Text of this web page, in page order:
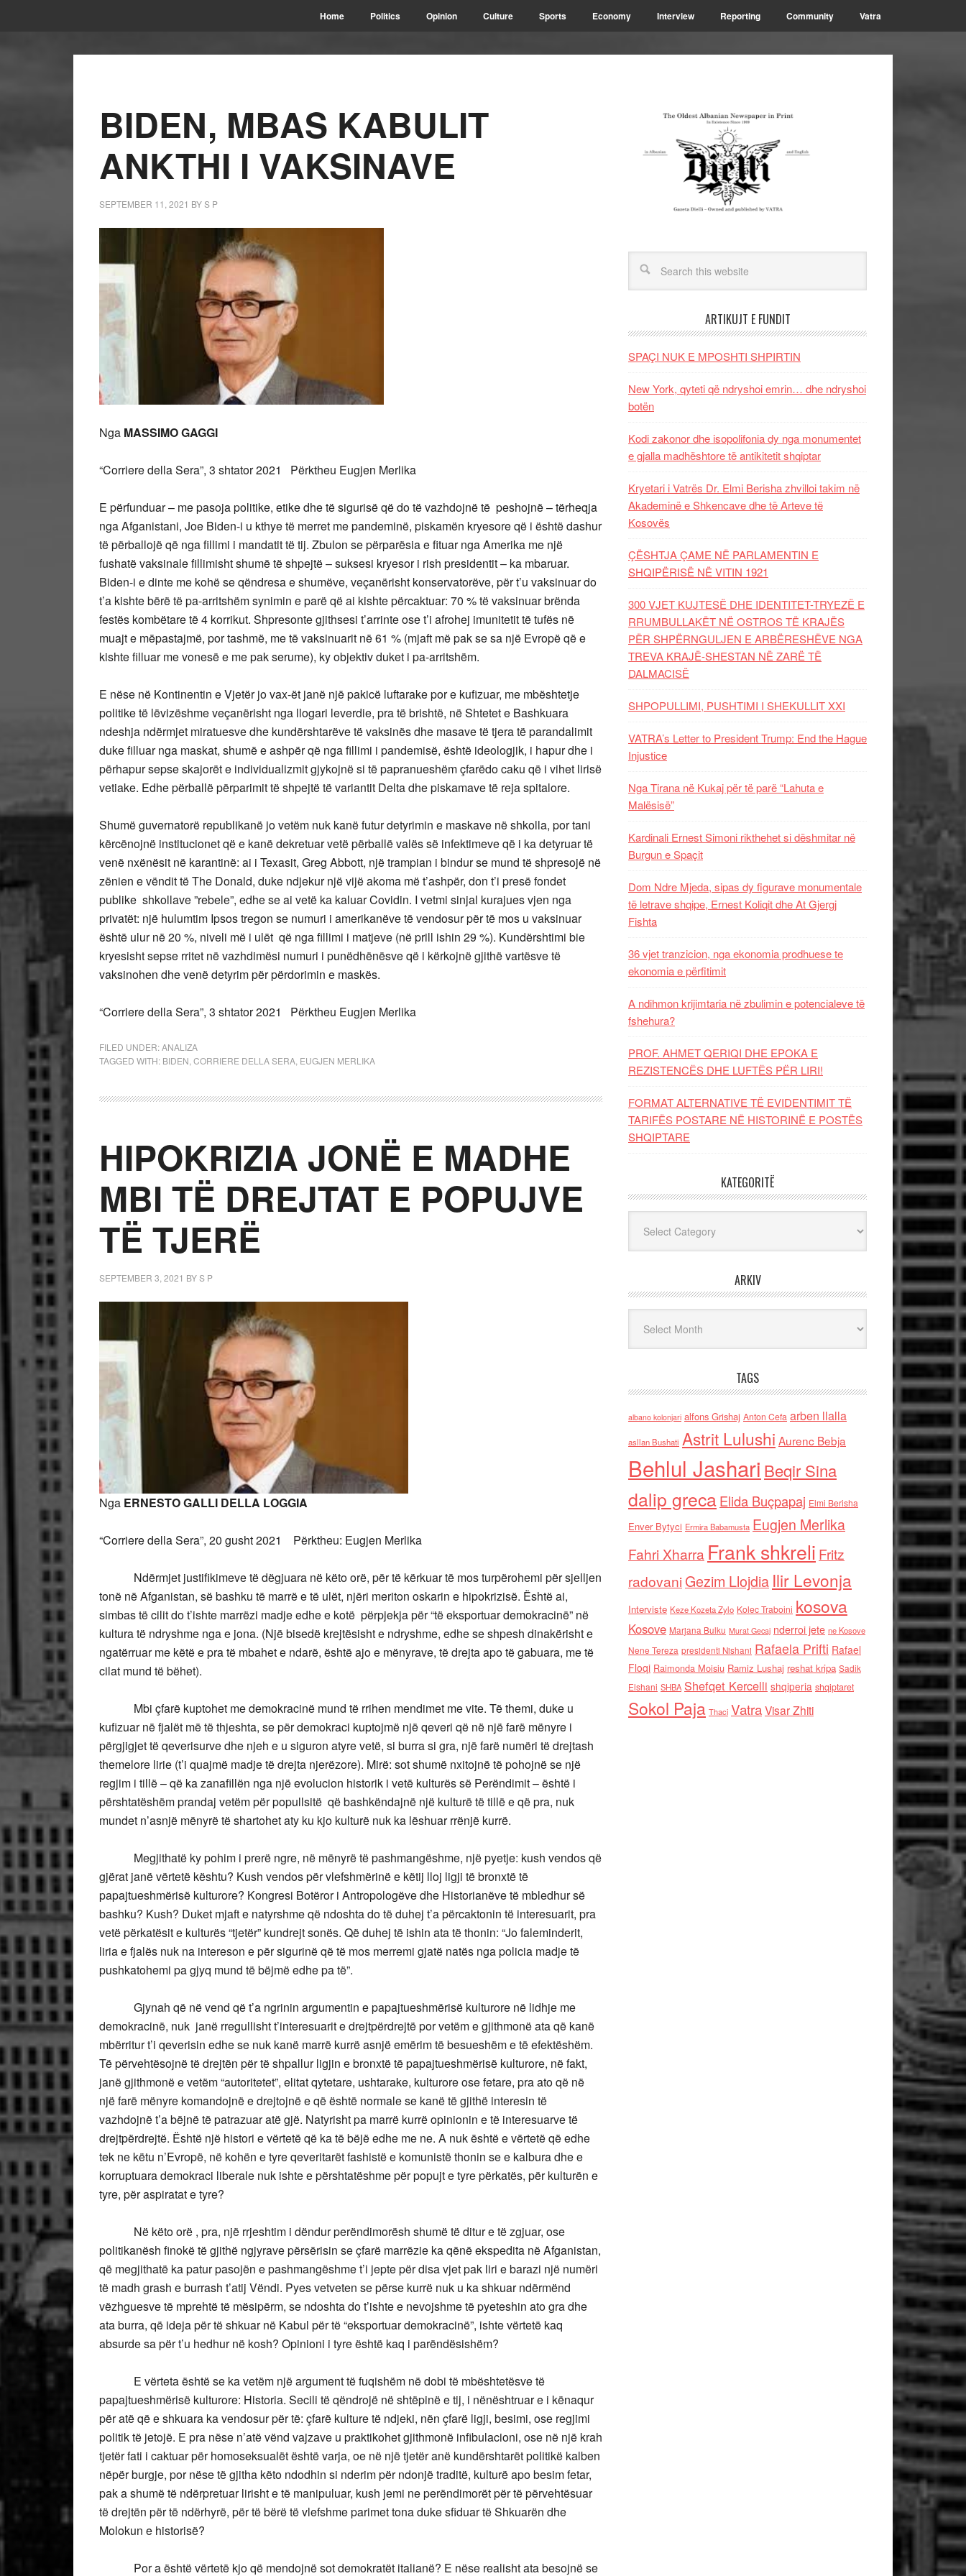
Home Politics Opinion Culture Sports Economy Interview Reporting Community Vatra
BIDEN, MBAS KABULIT
ANKTHI I VAKSINAVE
SEPTEMBER 11, 2021 BYS P
Nga MASSIMO GAGGI
“Corriere della Sera”, 3 shtator 2021 Përktheu Eugjen Merlika
E përfunduar – me pasoja politike, etike dhe të sigurisë që do të vazhdojnë të peshojnë – tërheqja
nga Afganistani, Joe Biden-i u kthye të merret me pandeminë, piskamën kryesore që i është dashur
të përballojë që nga fillimi i mandatit të tij. Zbulon se përparësia e fituar nga Amerika me një
fushatë vaksinale fillimisht shumë të shpejtë – suksesi kryesor i rish presidentit – ka mbaruar.
Biden-i e dinte me kohë se qëndresa e shumëve, veçanërisht konservatorëve, për t’u vaksinuar do
t’a kishte bërë të pa-arritshëm synimin e parë që ai kishte përcaktuar: 70 % të vaksinuar brënda
festës kombëtare të 4 korrikut. Shpresonte gjithsesi t’arrinte ose t’i afrohej imunitetit të tufës në
muajt e mëpastajmë, por tashmë, me të vaksinuarit në 61 % (mjaft më pak se sa një Evropë që e
kishte filluar me vonesë e me pak serume), ky objektiv duket i pa-arritshëm.
E nëse në Kontinentin e Vjetër jo vax-ët janë një pakicë luftarake por e kufizuar, me mbështetje
politike të lëvizëshme veçanërisht nga llogari leverdie, pra të brishtë, në Shtetet e Bashkuara
ndeshja ndërmjet miratuesve dhe kundërshtarëve të vaksinës dhe masave të tjera të parandalimit
duke filluar nga maskat, shumë e ashpër që nga fillimi i pandemisë, është ideologjik, i hapur dhe i
përhapur sepse skajorët e individualizmit gjykojnë si të papranueshëm çfarëdo caku që i vihet lirisë
vetiake. Edhe përballë përparimit të shpejtë të variantit Delta dhe piskamave të reja spitalore.
Shumë guvernatorë republikanë jo vetëm nuk kanë futur detyrimin e maskave në shkolla, por tani
kërcënojnë institucionet që e kanë dekretuar vetë përballë valës së infektimeve që i ka detyruar të
venë nxënësit në karantinë: ai i Texasit, Greg Abbott, një trampian i bindur se mund të shpresojë në
zënien e vëndit të The Donald, duke ndjekur një vijë akoma më t’ashpër, don t’i presë fondet
publike shkollave ”rebele”, edhe se ai vetë ka kaluar Covidin. I vetmi sinjal kurajues vjen nga
privatët: një hulumtim Ipsos tregon se numuri i amerikanëve të vendosur për të mos u vaksinuar
është ulur në 20 %, niveli më i ulët që nga fillimi i matjeve (në prill ishin 29 %). Kundërshtimi bie
kryesisht sepse rritet në vazhdimësi numuri i punëdhënësve që i kërkojnë gjithë vartësve të
vaksinohen dhe venë detyrim për përdorimin e maskës.
“Corriere della Sera”, 3 shtator 2021 Përktheu Eugjen Merlika
FILED UNDER:ANALIZA
TAGGED WITH: BIDEN CORRIERE DELLA SERA EUGJEN MERLIKA
HIPOKRIZIA JONË E MADHE
MBI TË DREJTAT E POPUJVE
TË TJERË
SEPTEMBER 3, 2021 BYS P
Nga ERNESTO GALLI DELLA LOGGIA
“Corriere della Sera”, 20 gusht 2021 Përktheu: Eugjen Merlika
Ndërmjet justifikimeve të dëgjuara në këto orë, për të kërkuar të mos turpërohemi për sjelljen
tonë në Afganistan, së bashku të marrë e të ulët, njëri meriton oskarin e hipokrizisë. Është ai,
simbas të cilit do t’ishte marrëzi madje edhe e kotë përpjekja për “të eksportuar demokracinë” në
kultura të ndryshme nga e jona. (Një bisedë krejtësisht e ndryshme, edhe se shpesh dinakërisht e
ngatërruar me këtë e pra të mbahet e ndarë, është ajo e mënyrave, të drejta apo të gabuara, me të
cilat mund të bëhet).
Mbi çfarë kuptohet me demokracinë mund të rrihen mendimet me vite. Të themi, duke u
kufizuar në fjalët më të thjeshta, se për demokraci kuptojmë një qeveri që në një farë mënyre i
përgjigjet të qeverisurve dhe njeh e u siguron atyre vetë, si burra si gra, një farë numëri të drejtash
themelore lirie (t’i quajmë madje të drejta njerëzore). Mirë: sot shumë nxitojnë të pohojnë se një
regjim i tillë – që ka zanafillën nga një evolucion historik i vetë kulturës së Perëndimit – është i
përshtatëshëm prandaj vetëm për popullsitë që bashkëndajnë një kulturë të tillë e që pra, nuk
mundet n’asnjë mënyrë të shartohet aty ku kjo kulturë nuk ka lëshuar rrënjë kurrë.
Megjithatë ky pohim i prerë ngre, në mënyrë të pashmangëshme, një pyetje: kush vendos që
gjërat janë vërtetë kështu? Kush vendos për vlefshmërinë e këtij lloj ligji të bronxtë të
papajtueshmërisë kulturore? Kongresi Botëror i Antropologëve dhe Historianëve të mbledhur së
bashku? Kush? Duket mjaft e natyrshme që ndoshta do të duhej t’a përcaktonin të interesuarit, pra
vetë përkatësit e kulturës “tjetër” kundrejt sonës. Që duhej të ishin ata të thonin: “Jo faleminderit,
liria e fjalës nuk na intereson e për sigurinë që të mos merremi gjatë natës nga policia madje të
pushkatohemi pa gjyq mund të bëjmë edhe pa të”.
Gjynah që në vend që t’a ngrinin argumentin e papajtueshmërisë kulturore në lidhje me
demokracinë, nuk janë rregullisht t’interesuarit e drejtpërdrejtë por vetëm e gjithmonë ata që kanë
mbërritur t’i qeverisin edhe se nuk kanë marrë kurrë asnjë emërim të besueshëm e të efektëshëm.
Të përvehtësojnë të drejtën për të shpallur ligjin e bronxtë të papajtueshmërisë kulturore, në fakt,
janë gjithmonë e vetëm “autoritetet”, elitat qytetare, ushtarake, kulturore ose fetare, pra ato që në
një farë mënyre komandojnë e drejtojnë e që është normale se kanë të gjithë interesin të
vazhdojnë t’a bëjnë të patrazuar atë gjë. Natyrisht pa marrë kurrë opinionin e të interesuarve të
drejtpërdrejtë. Është një histori e vërtetë që ka të bëjë edhe me ne. A nuk është e vërtetë që edhe
tek ne këtu n’Evropë, në kohën e tyre qeveritarët fashistë e komunistë thonin se e kalbura dhe e
korruptuara demokraci liberale nuk ishte e përshtatëshme për popujt e tyre përkatës, për kulturën e
tyre, për aspiratat e tyre?
Në këto orë , pra, një rrjeshtim i dëndur perëndimorësh shumë të ditur e të zgjuar, ose
politikanësh finokë të gjithë ngjyrave përsërisin se çfarë marrëzie ka qënë ekspedita në Afganistan,
që megjithatë ka patur pasojën e pashmangëshme t’i jepte për disa vjet pak liri e barazi një numëri
të madh grash e burrash t’atij Vëndi. Pyes vetveten se përse kurrë nuk u ka shkuar ndërmënd
vëzhguesve të mprehtë të mësipërm, se ndoshta do t’ishte e nevojshme të pyeteshin ato gra dhe
ata burra, që ideja për të shkuar në Kabul për të “eksportuar demokracinë”, ishte vërtetë kaq
absurde sa për t’u hedhur në kosh? Opinioni i tyre është kaq i parëndësishëm?
E vërteta është se ka vetëm një argument të fuqishëm në dobi të mbështetësve të
papajtueshmërisë kulturore: Historia. Secili të qëndrojë në shtëpinë e tij, i nënështruar e i kënaqur
për atë që e shkuara ka vendosur për të: çfarë kulture të ndjeki, nën çfarë ligji, besimi, ose regjimi
politik të jetojë. E pra nëse n’atë vënd vajzave u praktikohet gjithmonë infibulacioni, ose në një krah
tjetër fati i caktuar për homoseksualët është varja, oe në një tjetër anë kundërshtarët politikë kalben
nëpër burgje, por nëse të gjitha këto ndodhin si nderim për ndonjë traditë, kulturë apo besim fetar,
pak a shumë të ndërpretuar lirisht e të manipuluar, kush jemi ne perëndimorët për të përvehtësuar
të drejtën për të ndërhyrë, për të bërë të vlefshme parimet tona duke sfiduar të Shkuarën dhe
Molokun e historisë?
Por a është vërtetë kjo që mendojnë sot demokratët italianë? E nëse realisht ata besojnë se
ARTIKUJT E FUNDIT
SPAÇI NUK E MPOSHTI SHPIRTIN
New York, qyteti që ndryshoi emrin… dhe ndryshoi
botën
Kodi zakonor dhe isopolifonia dy nga monumentet
e gjalla madhështore të antikitetit shqiptar
Kryetari i Vatrës Dr. Elmi Berisha zhvilloi takim në
Akademinë e Shkencave dhe të Arteve të
Kosovës
ÇËSHTJA ÇAME NË PARLAMENTIN E
SHQIPËRISË NË VITIN 1921
300 VJET KUJTESË DHE IDENTITET-TRYEZË E
RRUMBULLAKËT NË OSTROS TË KRAJËS
PËR SHPËRNGULJEN E ARBËRESHËVE NGA
TREVA KRAJË-SHESTAN NË ZARË TË
DALMACISË
SHPOPULLIMI, PUSHTIMI I SHEKULLIT XXI
VATRA’s Letter to President Trump: End the Hague
Injustice
Nga Tirana në Kukaj për të parë “Lahuta e
Malësisë”
Kardinali Ernest Simoni rikthehet si dëshmitar në
Burgun e Spaçit
Dom Ndre Mjeda, sipas dy figurave monumentale
të letrave shqipe, Ernest Koliqit dhe At Gjergj
Fishta
36 vjet tranzicion, nga ekonomia prodhuese te
ekonomia e përfitimit
A ndihmon krijimtaria në zbulimin e potencialeve të
fshehura?
PROF. AHMET QERIQI DHE EPOKA E
REZISTENCЁS DHE LUFTЁS PЁR LIRI!
FORMAT ALTERNATIVE TË EVIDENTIMIT TË
TARIFËS POSTARE NË HISTORINË E POSTËS
SHQIPTARE
KATEGORITË
ARKIV
TAGS
albano kolonjari alfons Grishaj Anton Cefa arben llalla
asllan Bushati Astrit Lulushi Aurenc Bebja
Behlul Jashari Beqir Sina
dalip grecaElida Buçpapaj Elmi Berisha
Enver Bytyci Ermira Babamusta Eugjen Merlika
Fahri Xharra Frank shkreli Fritz
radovaniGezim Llojdia Ilir Levonja
Interviste Keze Kozeta Zylo Kolec Traboini kosova
Kosove Marjana Bulku Murat Gecaj nderroi jete ne Kosove
Nene Tereza presidenti Nishani Rafaela Prifti Rafael
Floqi Raimonda Moisiu Ramiz Lushaj reshat kripa Sadik
Elshani SHBA Shefqet Kercelli shqiperia shqiptaret
Sokol Paja Thaci VatraVisar Zhiti